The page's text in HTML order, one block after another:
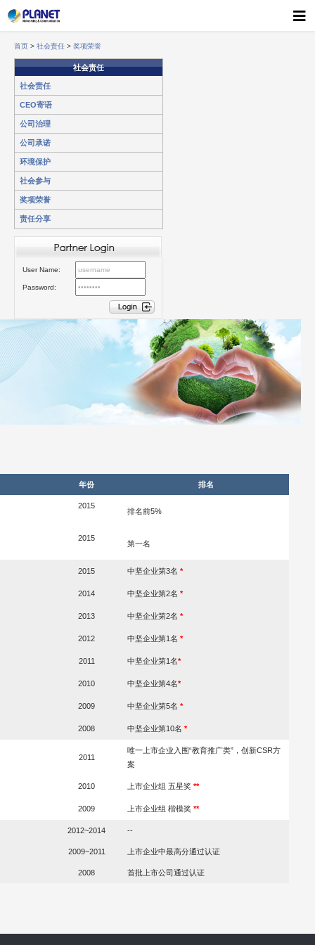
首页 > 社会责任 > 奖项荣誉
社会责任
社会责任
CEO寄语
公司治理
公司承诺
环境保护
社会参与
奖项荣誉
责任分享
User Name:
Password:
年份 排名
2015
排名前5%
2015
第一名
2015 中坚企业第3名 *
2014 中坚企业第2名 *
2013 中坚企业第2名 *
2012 中坚企业第1名 *
2011 中坚企业第1名*
2010 中坚企业第4名*
2009 中坚企业第5名 *
2008 中坚企业第10名 *
2011
唯一上市企业入围“教育推广类”，创新CSR方
案
2010 上市企业组 五星奖 **
2009 上市企业组 楷模奖 **
2012~2014 --
2009~2011 上市企业中最高分通过认证
2008 首批上市公司通过认证